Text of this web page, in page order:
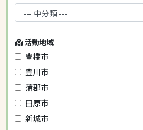
活動地域
豊橋市
豊川市
蒲郡市
田原市
新城市